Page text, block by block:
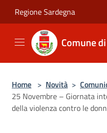
Regione Sardegna
Comune
Home > Novità >
25 Novembre – Giornata
della violenza contro le